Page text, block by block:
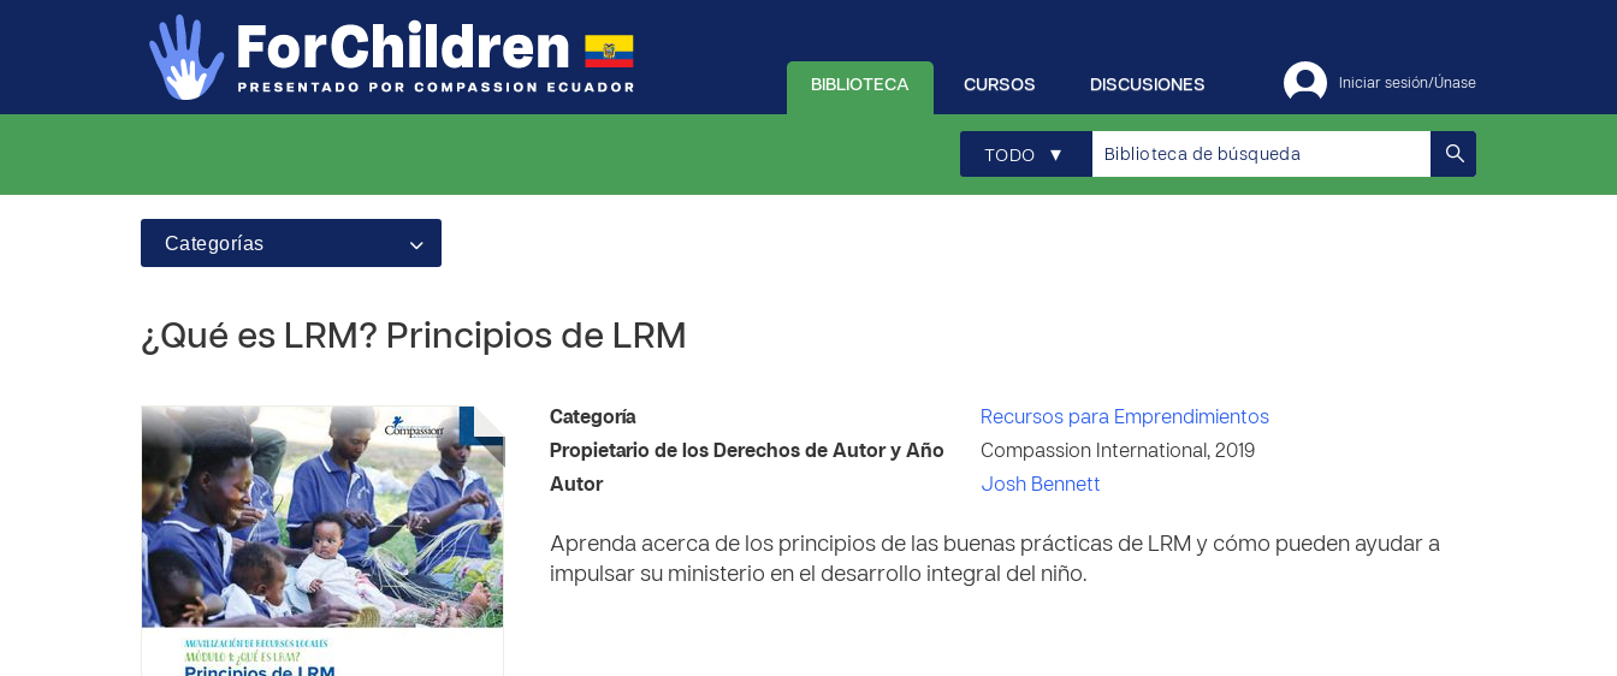
Iniciar sesión/Únase
DISCUSIONES
CURSOS
BIBLIOTECA
TODO ▾
Categorías
¿Qué es LRM? Principios de LRM
Categoría
Recursos para Emprendimientos
Propietario de los Derechos de Autor y Año
Compassion International, 2019
Autor
Josh Bennett
Aprenda acerca de los principios de las buenas prácticas de LRM y cómo pueden ayudar a
impulsar su ministerio en el desarrollo integral del niño.